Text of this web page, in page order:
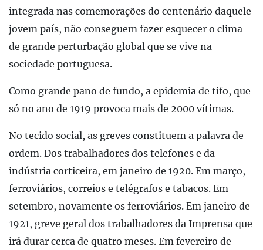
integrada nas comemorações do centenário daquele
jovem país, não conseguem fazer esquecer o clima
de grande perturbação global que se vive na
sociedade portuguesa.
Como grande pano de fundo, a epidemia de tifo, que
só no ano de 1919 provoca mais de 2000 vítimas.
No tecido social, as greves constituem a palavra de
ordem. Dos trabalhadores dos telefones e da
indústria corticeira, em janeiro de 1920. Em março,
ferroviários, correios e telégrafos e tabacos. Em
setembro, novamente os ferroviários. Em janeiro de
1921, greve geral dos trabalhadores da Imprensa que
irá durar cerca de quatro meses. Em fevereiro de